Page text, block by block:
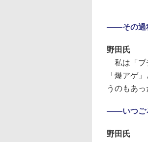
――その
野田氏
私は「ブ
「爆アゲ
うのもあ
――いつご
野田氏